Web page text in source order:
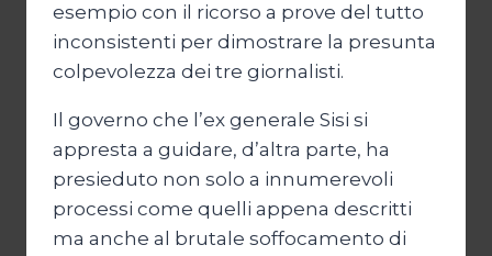
esempio con il ricorso a prove del tutto
inconsistenti per dimostrare la presunta
colpevolezza dei tre giornalisti.
Il governo che l’ex generale Sisi si
appresta a guidare, d’altra parte, ha
presieduto non solo a innumerevoli
processi come quelli appena descritti
ma anche al brutale soffocamento di